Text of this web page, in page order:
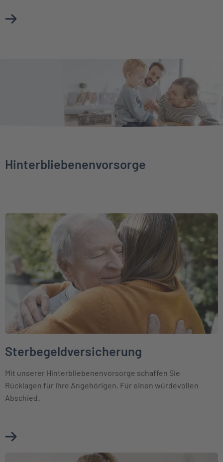
Mehr über Unfallversicherung erfahren
Hinterbliebenenvorsorge
Weiter zu Sterbegeldversicherung
Sterbegeldversicherung
Mit unserer Hinterbliebenenvorsorge schaffen Sie
Rücklagen für Ihre Angehörigen. Für einen würdevollen
Abschied.
Mehr über Sterbegeldversicherung erfahren
Weiter zu Risikolebensversicherung